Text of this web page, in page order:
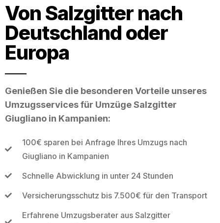
Von Salzgitter nach
Deutschland oder
Europa
Genießen Sie die besonderen Vorteile unseres
Umzugsservices für Umzüge Salzgitter
Giugliano in Kampanien:
100€ sparen bei Anfrage Ihres Umzugs nach
Giugliano in Kampanien
Schnelle Abwicklung in unter 24 Stunden
Versicherungsschutz bis 7.500€ für den Transport
Erfahrene Umzugsberater aus Salzgitter